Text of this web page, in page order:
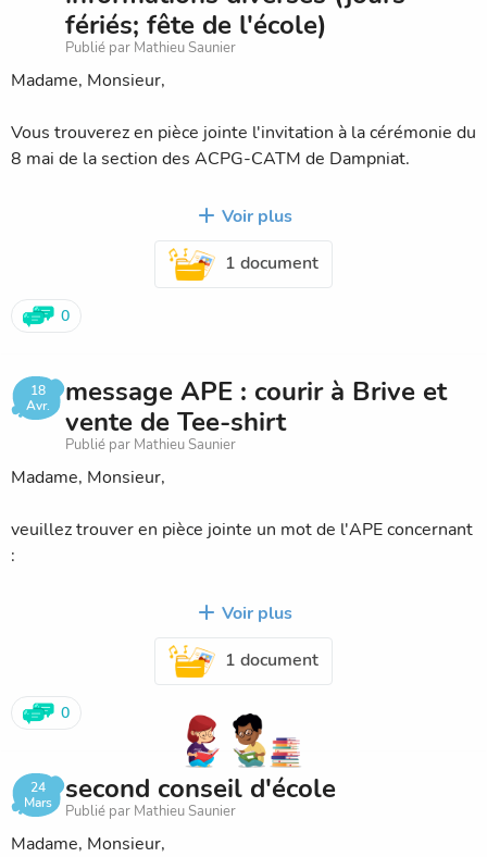
fériés; fête de l'école)
Publié par Mathieu Saunier
Madame, Monsieur,
Vous trouverez en pièce jointe l'invitation à la cérémonie du
8 mai de la section des ACPG-CATM de Dampniat.
Informations diverses :
- Il y aura classe le vendredi 09 mai.
- L'école sera fermée pour le pont de l'Ascension (29 et 30
mai) ainsi que le lundi 9 juin (Pentecôte)
vous sera fournie ultérieurement.
Cordialement
Mathieu Saunier
Voir plus
1 document
0
18
Avr.
message APE : courir à Brive et
vente de Tee-shirt
Publié par Mathieu Saunier
Madame, Monsieur,
veuillez trouver en pièce jointe un mot de l'APE concernant
:
- les 10 km courir à Brive du 23 mai
- vente de Tee-shirts floqués au nom de l'école.
Ce mot est également présent dans le cahier de liaison de
Voir plus
1 document
0
24
Mars
second conseil d'école
Publié par Mathieu Saunier
Madame, Monsieur,